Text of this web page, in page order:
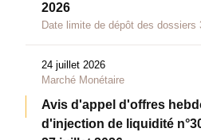
2026
Date limite de dépôt des dossiers
24 juillet 2026
Marché Monétaire
Avis d'appel d'offres
d'injection de liquidité